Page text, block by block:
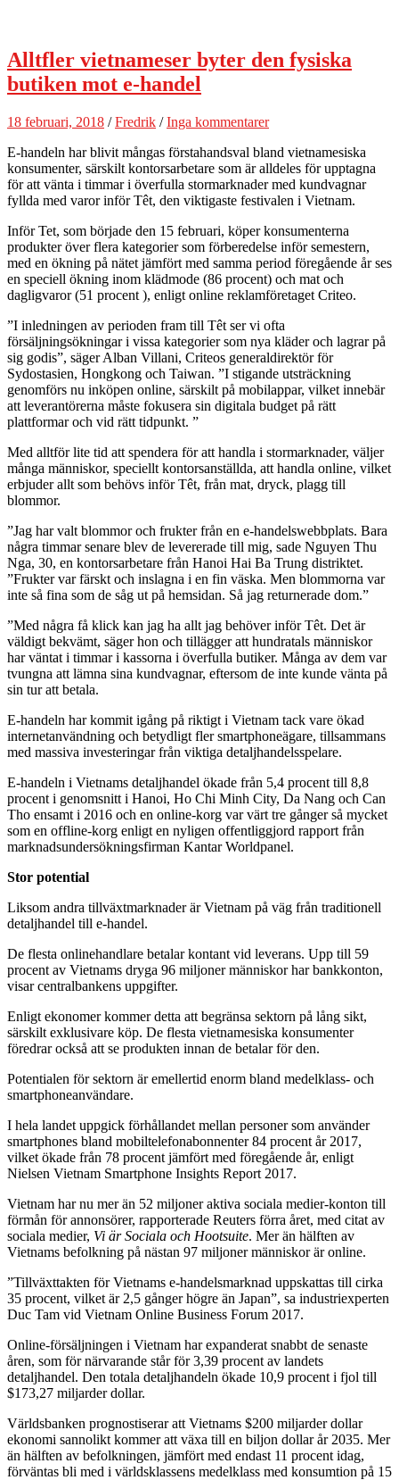
Alltfler vietnameser byter den fysiska
butiken mot e-handel
18 februari, 2018 /Fredrik /Inga kommentarer
E-handeln har blivit mångas förstahandsval bland vietnamesiska
konsumenter, särskilt kontorsarbetare som är alldeles för upptagna
för att vänta i timmar i överfulla stormarknader med kundvagnar
fyllda med varor inför Têt, den viktigaste festivalen i Vietnam.
Inför Tet, som började den 15 februari, köper konsumenterna
produkter över flera kategorier som förberedelse inför semestern,
med en ökning på nätet jämfört med samma period föregående år ses
en speciell ökning inom klädmode (86 procent) och mat och
dagligvaror (51 procent ), enligt online reklamföretaget Criteo.
”I inledningen av perioden fram till Têt ser vi ofta
försäljningsökningar i vissa kategorier som nya kläder och lagrar på
sig godis”, säger Alban Villani, Criteos generaldirektör för
Sydostasien, Hongkong och Taiwan. ”I stigande utsträckning
genomförs nu inköpen online, särskilt på mobilappar, vilket innebär
att leverantörerna måste fokusera sin digitala budget på rätt
plattformar och vid rätt tidpunkt. ”
Med alltför lite tid att spendera för att handla i stormarknader, väljer
många människor, speciellt kontorsanställda, att handla online, vilket
erbjuder allt som behövs inför Têt, från mat, dryck, plagg till
blommor.
”Jag har valt blommor och frukter från en e-handelswebbplats. Bara
några timmar senare blev de levererade till mig, sade Nguyen Thu
Nga, 30, en kontorsarbetare från Hanoi Hai Ba Trung distriktet.
”Frukter var färskt och inslagna i en fin väska. Men blommorna var
inte så fina som de såg ut på hemsidan. Så jag returnerade dom.”
”Med några få klick kan jag ha allt jag behöver inför Têt. Det är
väldigt bekvämt, säger hon och tillägger att hundratals människor
har väntat i timmar i kassorna i överfulla butiker. Många av dem var
tvungna att lämna sina kundvagnar, eftersom de inte kunde vänta på
sin tur att betala.
E-handeln har kommit igång på riktigt i Vietnam tack vare ökad
internetanvändning och betydligt fler smartphoneägare, tillsammans
med massiva investeringar från viktiga detaljhandelsspelare.
E-handeln i Vietnams detaljhandel ökade från 5,4 procent till 8,8
procent i genomsnitt i Hanoi, Ho Chi Minh City, Da Nang och Can
Tho ensamt i 2016 och en online-korg var värt tre gånger så mycket
som en offline-korg enligt en nyligen offentliggjord rapport från
marknadsundersökningsfirman Kantar Worldpanel.
Stor potential
Liksom andra tillväxtmarknader är Vietnam på väg från traditionell
detaljhandel till e-handel.
De flesta onlinehandlare betalar kontant vid leverans. Upp till 59
procent av Vietnams dryga 96 miljoner människor har bankkonton,
visar centralbankens uppgifter.
Enligt ekonomer kommer detta att begränsa sektorn på lång sikt,
särskilt exklusivare köp. De flesta vietnamesiska konsumenter
föredrar också att se produkten innan de betalar för den.
Potentialen för sektorn är emellertid enorm bland medelklass- och
smartphoneanvändare.
I hela landet uppgick förhållandet mellan personer som använder
smartphones bland mobiltelefonabonnenter 84 procent år 2017,
vilket ökade från 78 procent jämfört med föregående år, enligt
Nielsen Vietnam Smartphone Insights Report 2017.
Vietnam har nu mer än 52 miljoner aktiva sociala medier-konton till
förmån för annonsörer, rapporterade Reuters förra året, med citat av
sociala medier, Vi är Sociala och Hootsuite. Mer än hälften av
Vietnams befolkning på nästan 97 miljoner människor är online.
”Tillväxttakten för Vietnams e-handelsmarknad uppskattas till cirka
35 procent, vilket är 2,5 gånger högre än Japan”, sa industriexperten
Duc Tam vid Vietnam Online Business Forum 2017.
Online-försäljningen i Vietnam har expanderat snabbt de senaste
åren, som för närvarande står för 3,39 procent av landets
detaljhandel. Den totala detaljhandeln ökade 10,9 procent i fjol till
$173,27 miljarder dollar.
Världsbanken prognostiserar att Vietnams $200 miljarder dollar
ekonomi sannolikt kommer att växa till en biljon dollar år 2035. Mer
än hälften av befolkningen, jämfört med endast 11 procent idag,
förväntas bli med i världsklassens medelklass med konsumtion på 15